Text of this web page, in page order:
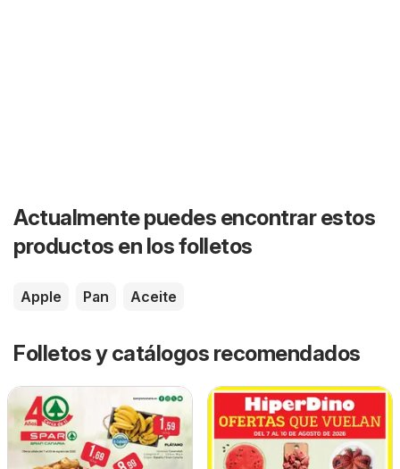
Actualmente puedes encontrar estos
productos en los folletos
Apple Pan Aceite
Folletos y catálogos recomendados